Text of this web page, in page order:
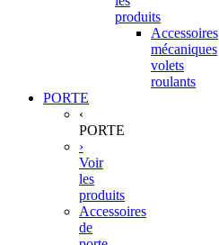
produits
Accessoires
mécaniques
volets
roulants
PORTE
‹
PORTE
›
Voir
les
produits
Accessoires
de